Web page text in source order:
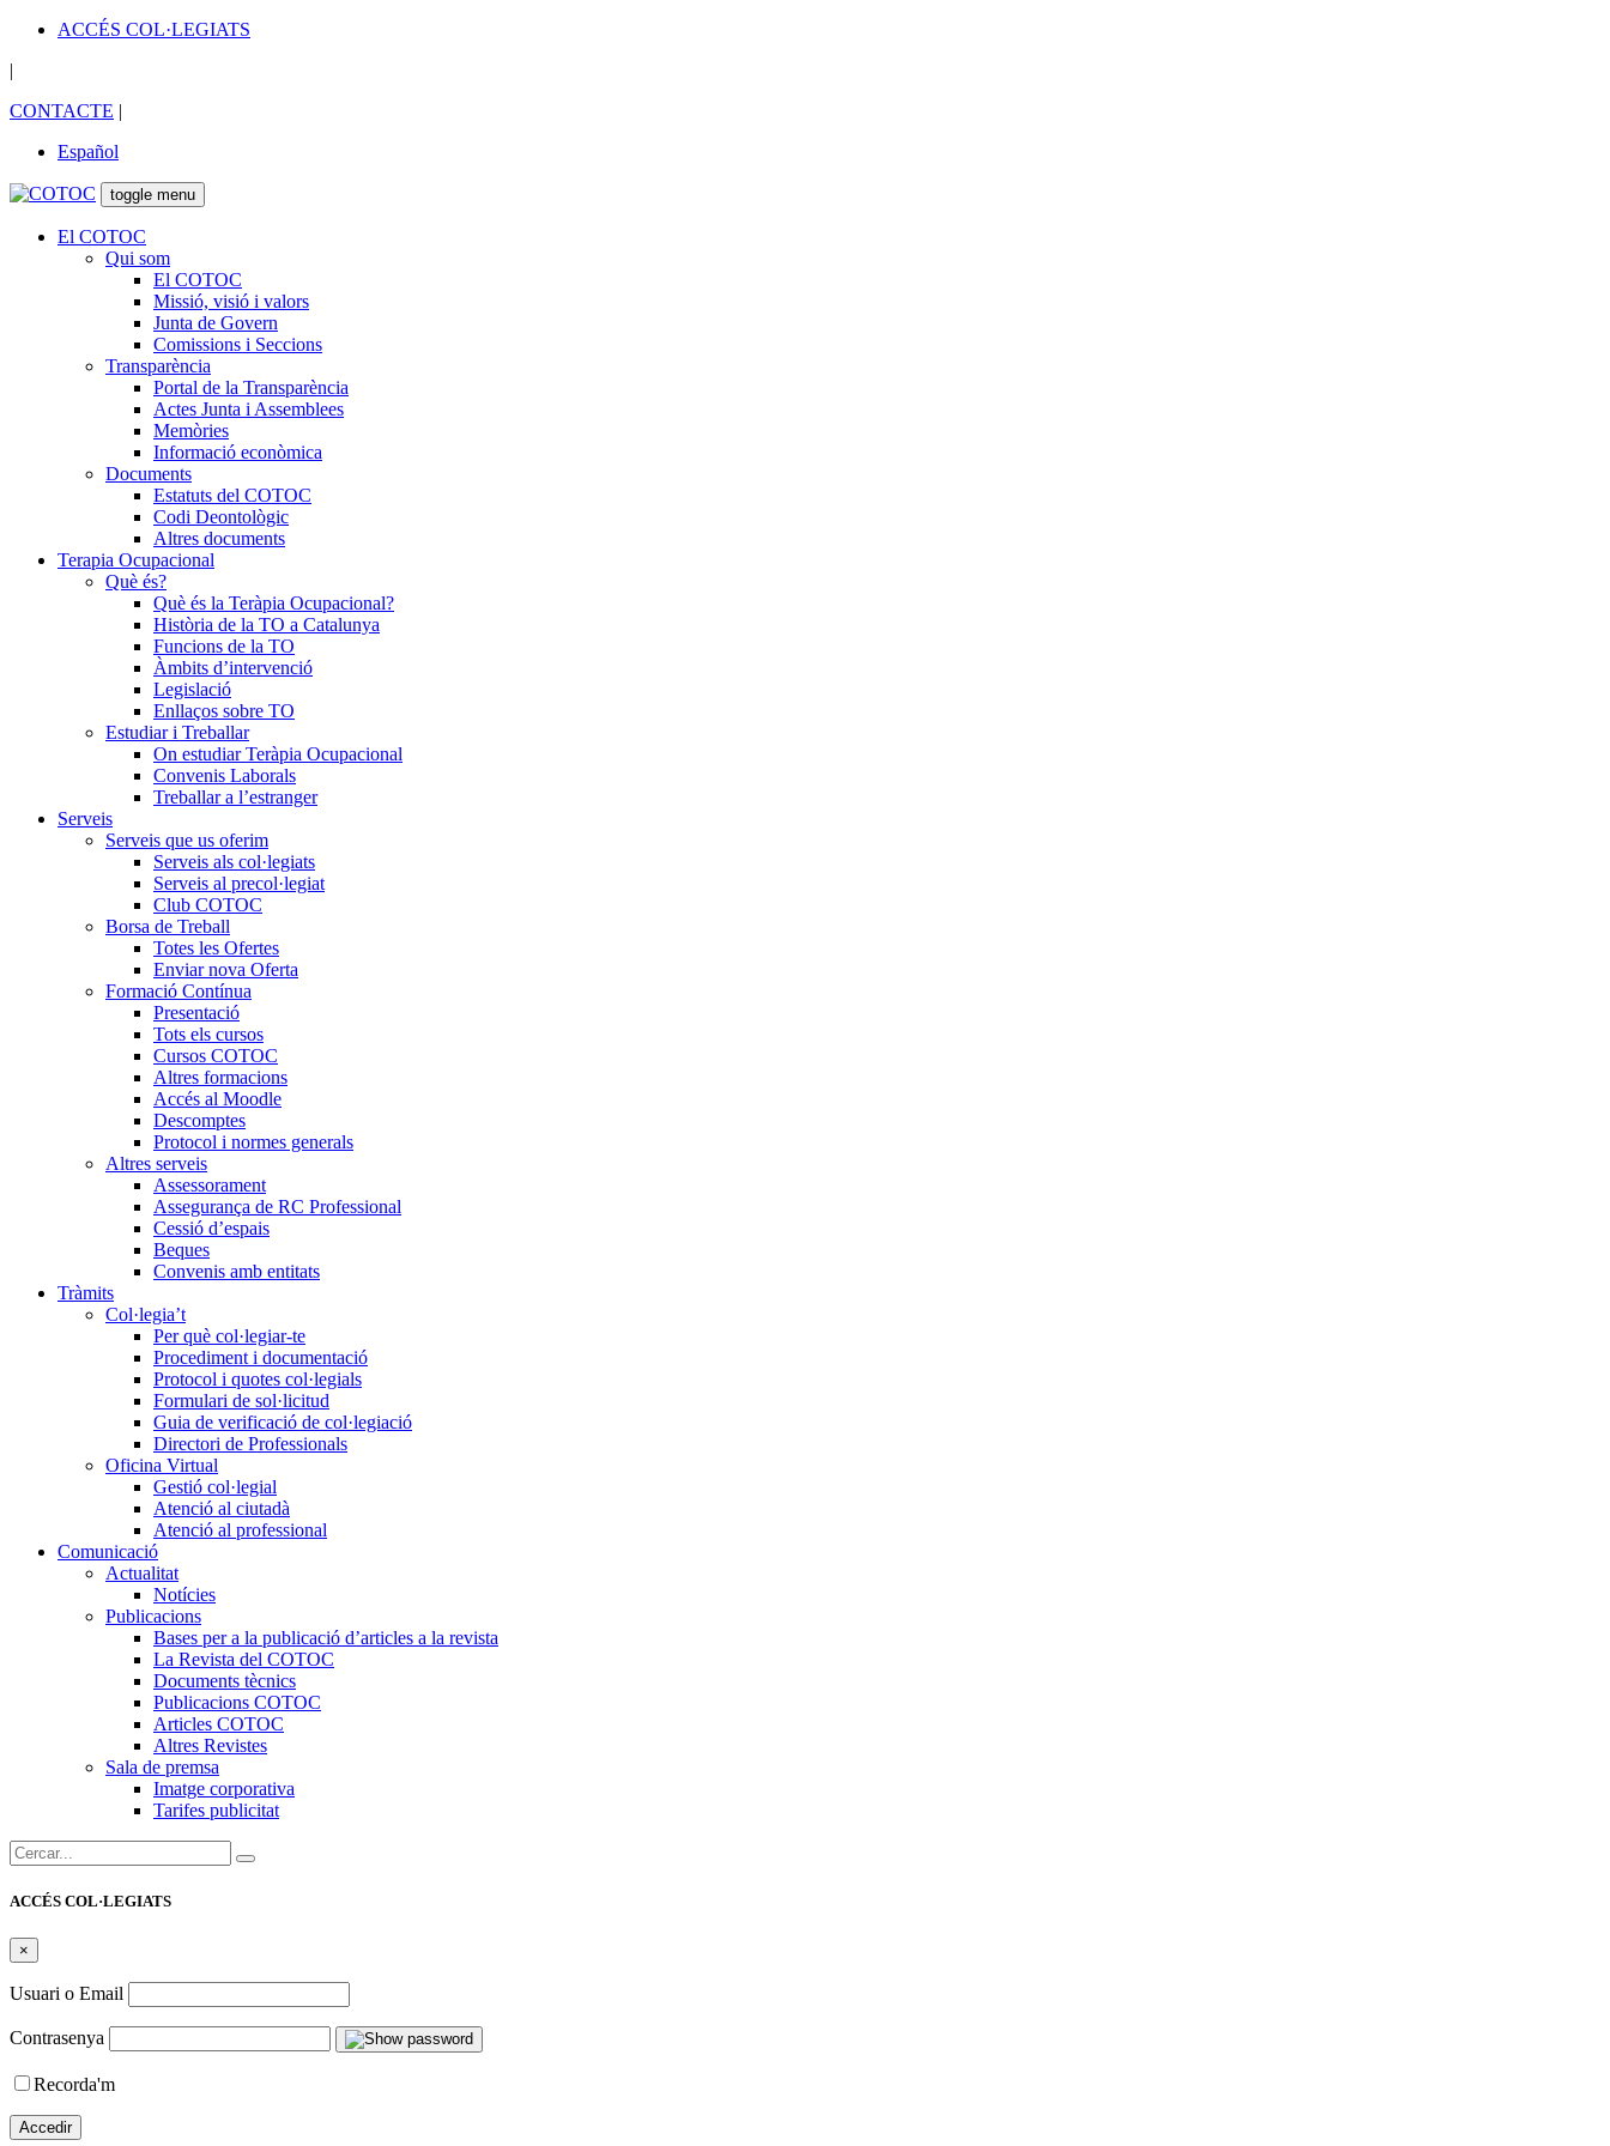
ACCÉS COL·LEGIATS
|
CONTACTE |
Español
toggle menu
El COTOC
Qui som
El COTOC
Missió, visió i valors
Junta de Govern
Comissions i Seccions
Transparència
Portal de la Transparència
Actes Junta i Assemblees
Memòries
Informació econòmica
Documents
Estatuts del COTOC
Codi Deontològic
Altres documents
Terapia Ocupacional
Què és?
Què és la Teràpia Ocupacional?
Història de la TO a Catalunya
Funcions de la TO
Àmbits d’intervenció
Legislació
Enllaços sobre TO
Estudiar i Treballar
On estudiar Teràpia Ocupacional
Convenis Laborals
Treballar a l’estranger
Serveis
Serveis que us oferim
Serveis als col·legiats
Serveis al precol·legiat
Club COTOC
Borsa de Treball
Totes les Ofertes
Enviar nova Oferta
Formació Contínua
Presentació
Tots els cursos
Cursos COTOC
Altres formacions
Accés al Moodle
Descomptes
Protocol i normes generals
Altres serveis
Assessorament
Assegurança de RC Professional
Cessió d’espais
Beques
Convenis amb entitats
Tràmits
Col·legia’t
Per què col·legiar-te
Procediment i documentació
Protocol i quotes col·legials
Formulari de sol·licitud
Guia de verificació de col·legiació
Directori de Professionals
Oficina Virtual
Gestió col·legial
Atenció al ciutadà
Atenció al professional
Comunicació
Actualitat
Notícies
Publicacions
Bases per a la publicació d’articles a la revista
La Revista del COTOC
Documents tècnics
Publicacions COTOC
Articles COTOC
Altres Revistes
Sala de premsa
Imatge corporativa
Tarifes publicitat
Cercar:
ACCÉS COL·LEGIATS
×
Usuari o Email
Contrasenya
Recorda'm